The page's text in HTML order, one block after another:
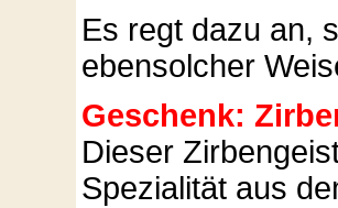
Es regt dazu an,
ebensolcher
Geschenk:
Dieser
Spezialität aus